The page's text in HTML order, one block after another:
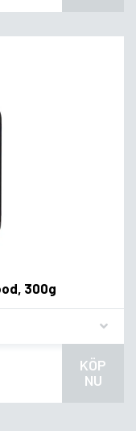
300g
KÖP
NU